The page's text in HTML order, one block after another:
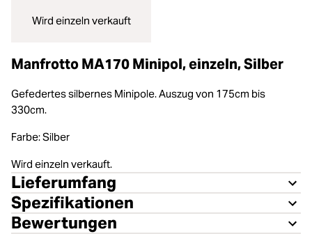
Wird einzeln verkauft
Manfrotto MA170 Minipol, einzeln, Silber
Gefedertes silbernes Minipole. Auszug von 175cm bis
330cm.
Farbe: Silber
Wird einzeln verkauft.
Lieferumfang
Spezifikationen
Bewertungen